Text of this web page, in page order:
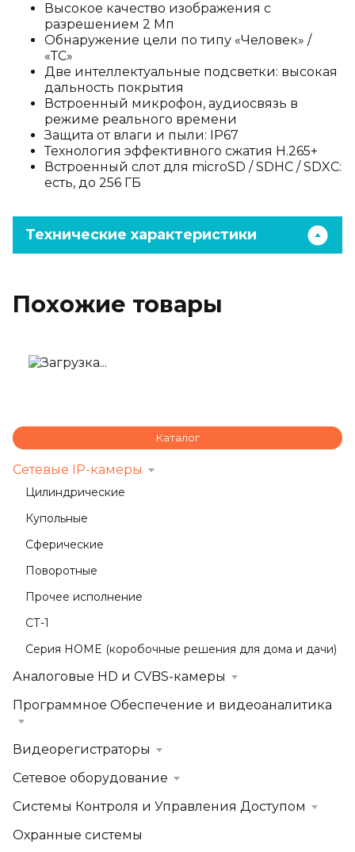
Высокое качество изображения с
разрешением 2 Мп
Обнаружение цели по типу «Человек» /
«ТС»
Две интеллектуальные подсветки: высокая
дальность покрытия
Встроенный микрофон, аудиосвязь в
режиме реального времени
Защита от влаги и пыли: IP67
Технология эффективного сжатия H.265+
Встроенный слот для microSD / SDHC / SDXC:
есть, до 256 ГБ
Технические характеристики
Похожие товары
Ошибка при загрузке товаров
Сетевые IP-камеры
Цилиндрические
Купольные
Сферические
Поворотные
Прочее исполнение
СТ-1
Серия HOME (коробочные решения для дома и дачи)
Аналоговые HD и CVBS-камеры
Программное Обеспечение и видеоаналитика
Видеорегистраторы